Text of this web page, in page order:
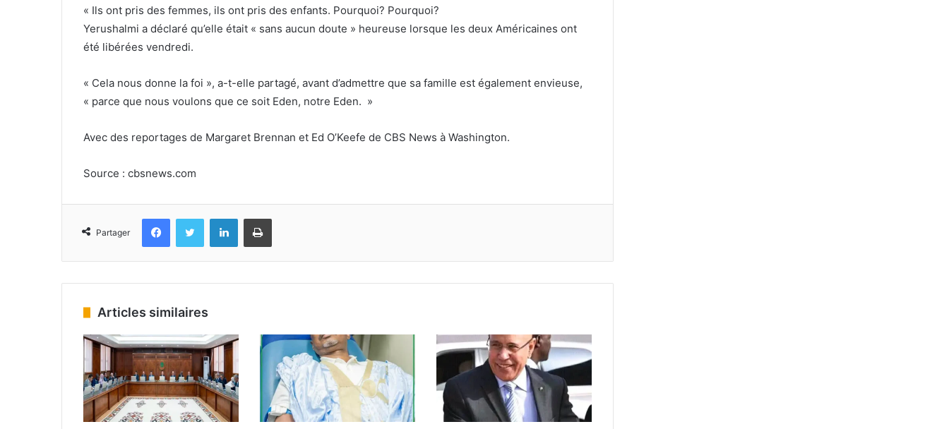
« Ils ont pris des femmes, ils ont pris des enfants. Pourquoi? Pourquoi?
Yerushalmi a déclaré qu’elle était « sans aucun doute » heureuse lorsque les deux Américaines ont
été libérées vendredi.
« Cela nous donne la foi », a-t-elle partagé, avant d’admettre que sa famille est également envieuse,
« parce que nous voulons que ce soit Eden, notre Eden. »
Avec des reportages de Margaret Brennan et Ed O’Keefe de CBS News à Washington.
Source : cbsnews.com
Partager
FacebookTwitter LinkedinImprimer
Articles similaires